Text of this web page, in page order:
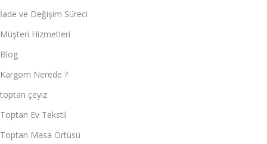
İade ve Değişim Süreci
Müşteri Hizmetleri
Blog
Kargom Nerede ?
toptan çeyiz
Toptan Ev Tekstil
Toptan Masa Örtüsü